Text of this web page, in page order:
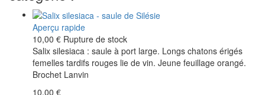
Aperçu rapide
10,00 € Rupture de stock
Salix silesiaca : saule à port large. Longs chatons érigés
femelles tardifs rouges lie de vin. Jeune feuillage orangé.
Brochet Lanvin
10,00 €